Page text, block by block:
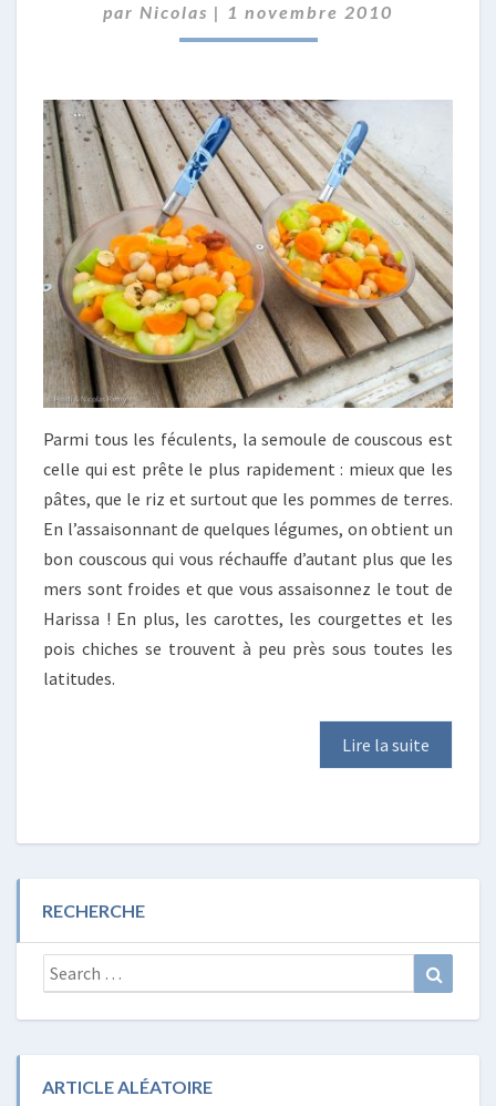
LÉGUMES
par Nicolas | 1 novembre 2010
Parmi tous les féculents, la semoule de couscous est
celle qui est prête le plus rapidement : mieux que les
pâtes, que le riz et surtout que les pommes de terres.
En l’assaisonnant de quelques légumes, on obtient un
bon couscous qui vous réchauffe d’autant plus que les
mers sont froides et que vous assaisonnez le tout de
Harissa ! En plus, les carottes, les courgettes et les
pois chiches se trouvent à peu près sous toutes les
latitudes.
Lire la suite
RECHERCHE
Search
for:
ARTICLE ALÉATOIRE